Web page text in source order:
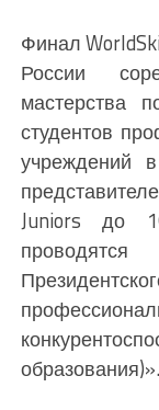
Финал
России
мастерства
студентов
учреждений
Juniors до
образования)».